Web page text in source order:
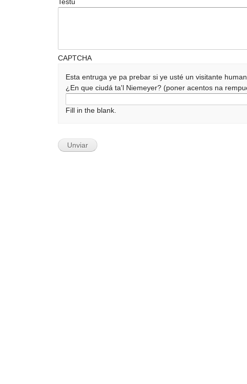
Testu
CAPTCHA
Esta entruga ye pa prebar si ye usté un visitante
¿En que ciudá ta'l Niemeyer? (poner acentos na
Fill in the blank.